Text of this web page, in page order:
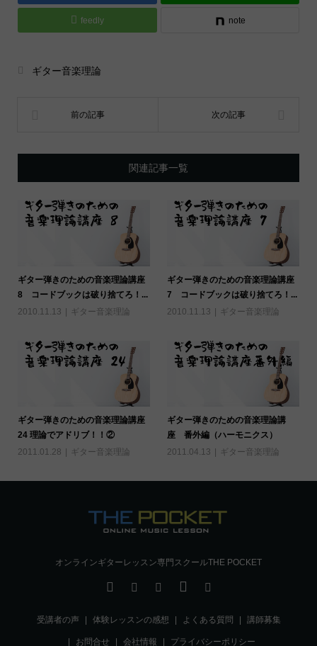
feedly note
ギター音楽理論
関連記事一覧
ギター弾きのための音楽理論講座
8 コードブックは破り捨てろ！...
2010.11.13
ギター音楽理論
ギター弾きのための音楽理論講座
7 コードブックは破り捨てろ！...
2010.11.13
ギター音楽理論
ギター弾きのための音楽理論講座
24 理論でアドリブ！！②
2011.01.28
ギター音楽理論
ギター弾きのための音楽理論講
座 番外編（ハーモニクス）
2011.04.13
ギター音楽理論
オンラインギターレッスン専門スクールTHE POCKET
受講者の声 体験レッスンの感想 よくある質問 講師募集
お問合せ 会社情報 プライバシーポリシー